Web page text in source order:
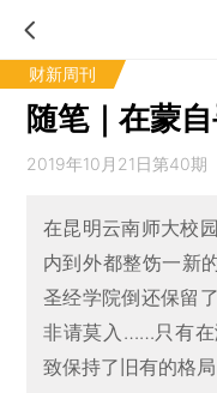
财新周刊
随笔｜在蒙
2019年10月21日第40期
在昆明云南师大校
内到外都整饬一新
圣经学院倒还保留
非请莫入……只有在
致保持了旧有的格局